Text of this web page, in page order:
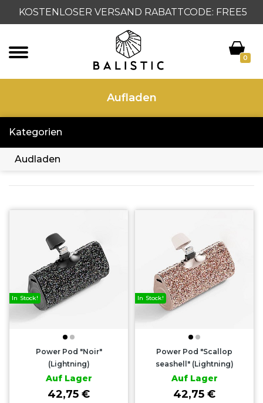
KOSTENLOSER VERSAND RABATTCODE: FREE5
0
Aufladen
Kategorien
Audladen
In Stock!
Power Pod "Noir"
(Lightning)
Auf Lager
42,75 €
In Stock!
Power Pod "Scallop
seashell" (Lightning)
Auf Lager
42,75 €